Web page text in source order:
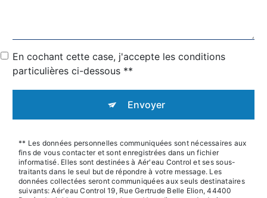
En cochant cette case, j'accepte les conditions
particulières ci-dessous **
Envoyer
** Les données personnelles communiquées sont nécessaires aux
fins de vous contacter et sont enregistrées dans un fichier
informatisé. Elles sont destinées à Aér'eau Control et ses sous-
traitants dans le seul but de répondre à votre message. Les
données collectées seront communiquées aux seuls destinataires
suivants: Aér'eau Control 19, Rue Gertrude Belle Elion, 44400